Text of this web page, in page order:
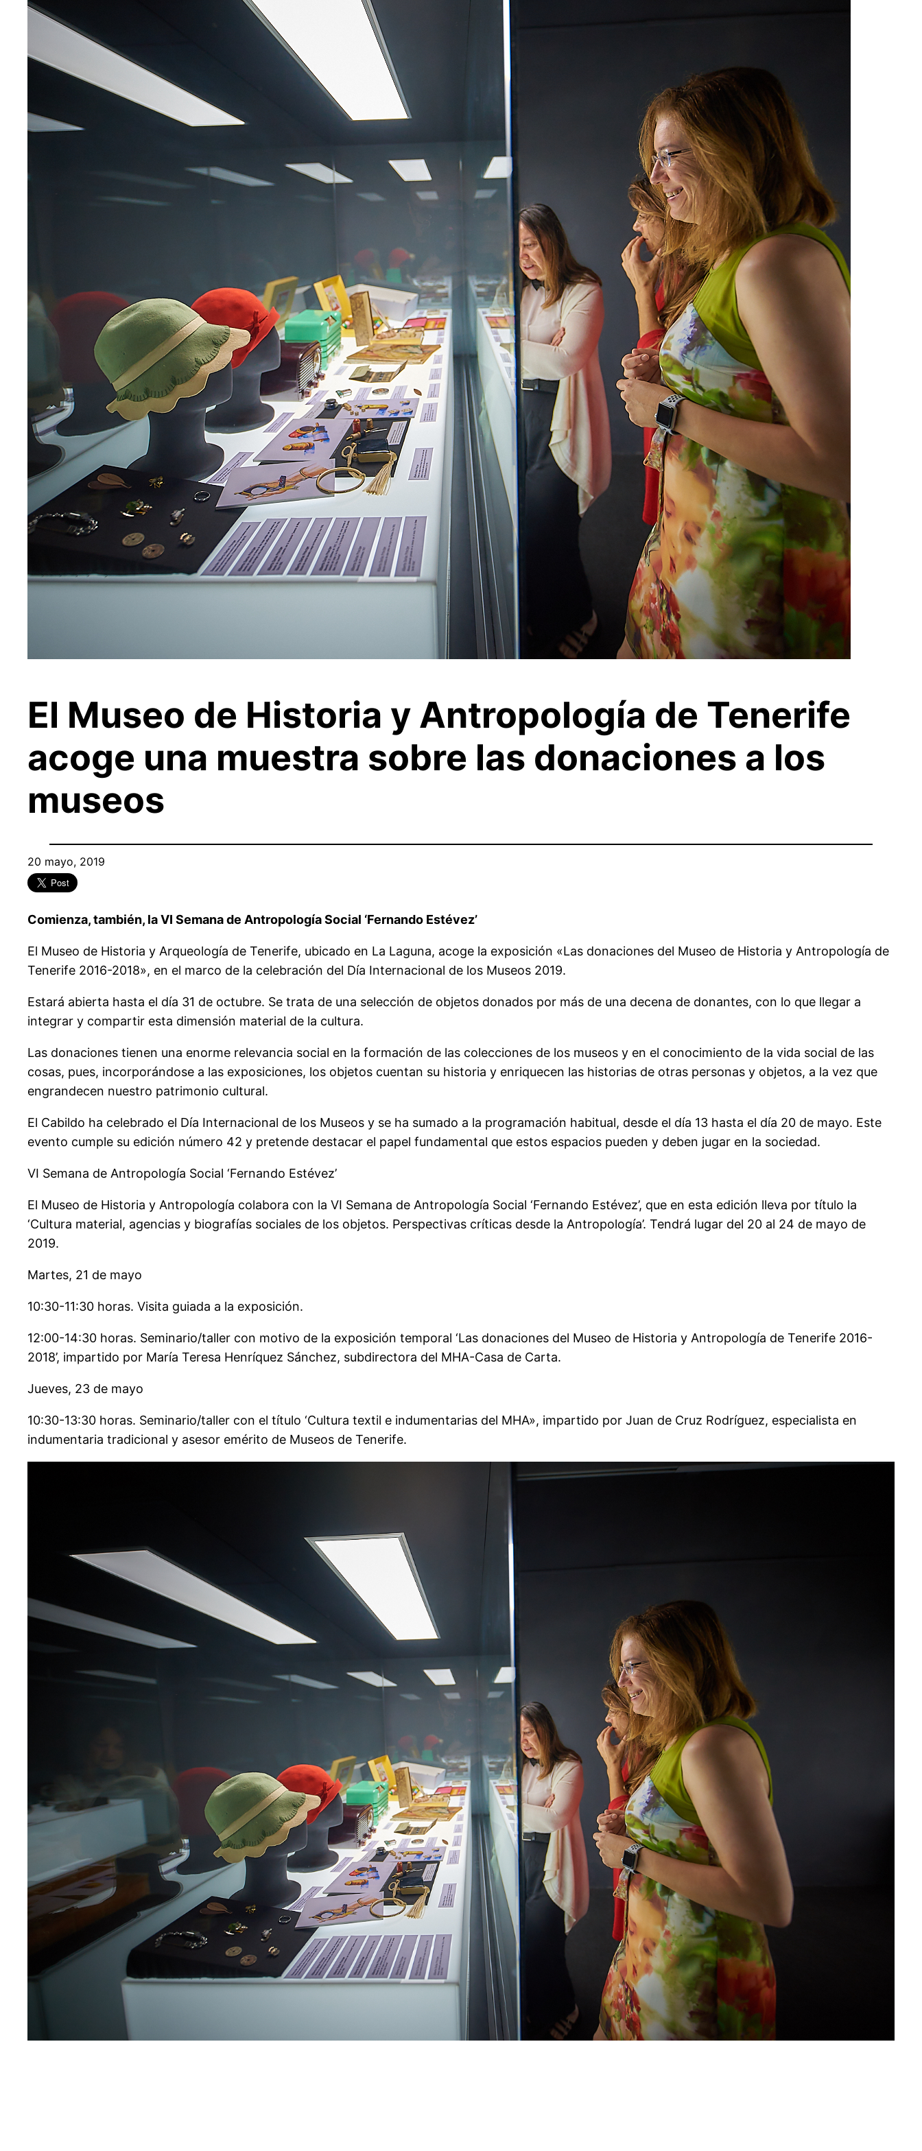
El Museo de Historia y Antropología de Tenerife
acoge una muestra sobre las donaciones a los
museos
20 mayo, 2019
Comienza, también, la VI Semana de Antropología Social ‘Fernando Estévez’
El Museo de Historia y Arqueología de Tenerife, ubicado en La Laguna, acoge la exposición «Las donaciones del Museo de Historia y Antropología de
Tenerife 2016-2018», en el marco de la celebración del Día Internacional de los Museos 2019.
Estará abierta hasta el día 31 de octubre. Se trata de una selección de objetos donados por más de una decena de donantes, con lo que llegar a
integrar y compartir esta dimensión material de la cultura.
Las donaciones tienen una enorme relevancia social en la formación de las colecciones de los museos y en el conocimiento de la vida social de las
cosas, pues, incorporándose a las exposiciones, los objetos cuentan su historia y enriquecen las historias de otras personas y objetos, a la vez que
engrandecen nuestro patrimonio cultural.
El Cabildo ha celebrado el Día Internacional de los Museos y se ha sumado a la programación habitual, desde el día 13 hasta el día 20 de mayo. Este
evento cumple su edición número 42 y pretende destacar el papel fundamental que estos espacios pueden y deben jugar en la sociedad.
VI Semana de Antropología Social ‘Fernando Estévez’
El Museo de Historia y Antropología colabora con la VI Semana de Antropología Social ‘Fernando Estévez’, que en esta edición lleva por título la
‘Cultura material, agencias y biografías sociales de los objetos. Perspectivas críticas desde la Antropología’. Tendrá lugar del 20 al 24 de mayo de
2019.
Martes, 21 de mayo
10:30-11:30 horas. Visita guiada a la exposición.
12:00-14:30 horas. Seminario/taller con motivo de la exposición temporal ‘Las donaciones del Museo de Historia y Antropología de Tenerife 2016-
2018’, impartido por María Teresa Henríquez Sánchez, subdirectora del MHA-Casa de Carta.
Jueves, 23 de mayo
10:30-13:30 horas. Seminario/taller con el título ‘Cultura textil e indumentarias del MHA», impartido por Juan de Cruz Rodríguez, especialista en
indumentaria tradicional y asesor emérito de Museos de Tenerife.